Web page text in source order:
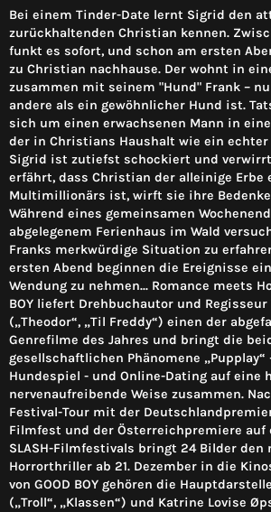
Bei einem Tinder-Date lernt Sigrid den
zurückhaltenden Christian kennen.
funkt es sofort, und schon am ersten
zu Christian nachhause. Der wohnt in
zusammen mit seinem "Hund" Frank –
andere als ein gewöhnlicher Hund ist.
sich um einen erwachsenen Mann in
der in Christians Haushalt wie ein
Sigrid ist zutiefst schockiert und
erfährt, dass Christian der alleinige Erbe
Multimillionärs ist, wirft sie ihre
Während eines gemeinsamen
abgelegenem Ferienhaus im Wald
Franks merkwürdige Situation zu
ersten Abend beginnen die Ereignisse
Wendung zu nehmen... Romance meets
BOY liefert Drehbuchautor und Regisseur
(„Theodor“, „Til Freddy“) einen der
Genrefilme des Jahres und bringt die
gesellschaftlichen Phänomene
Hundespiel - und Online-Dating auf eine
nervenaufreibende Weise zusammen.
Festival-Tour mit der
Filmfest und der Österreichpremiere auf
SLASH-Filmfestivals bringt 24 Bilder den
Horrorthriller ab 21. Dezember in die
von GOOD BOY gehören die
(„Troll“, „Klassen“) und Katrine Lovise